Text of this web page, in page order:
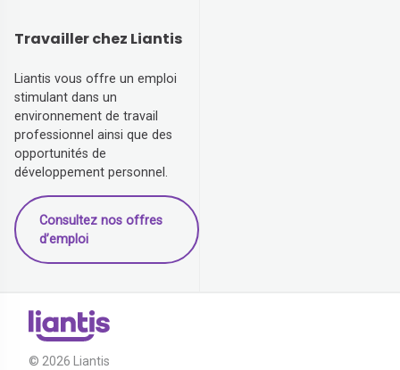
Travailler chez Liantis
Liantis vous offre un emploi
stimulant dans un
environnement de travail
professionnel ainsi que des
opportunités de
développement personnel.
Consultez nos offres
d’emploi
© 2026 Liantis